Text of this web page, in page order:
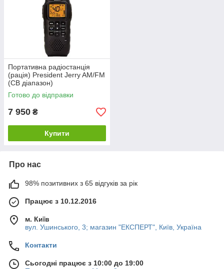
Портативна радіостанція
(рація) President Jerry AM/FM
(CB діапазон)
Готово до відправки
7 950 ₴
Купити
Про нас
98% позитивних з 65 відгуків за рік
Працює з 10.12.2016
м. Київ
вул. Ушинського, 3; магазин "ЕКСПЕРТ", Київ, Україна
Контакти
Сьогодні працює з 10:00 до 19:00